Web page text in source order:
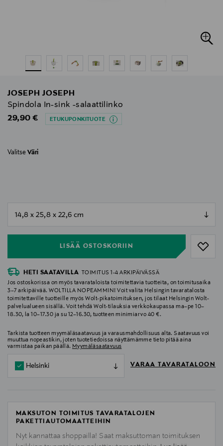
JOSEPH JOSEPH
Spindola In-sink -salaattilinko
Original Price
29,90 € ETUKUPONKITUOTE
Valitse Väri
LISÄÄ OSTOSKORIIN
HETI SAATAVILLA
TOIMITUS 1-4 ARKIPÄIVÄSSÄ
Jos ostoskorissa on myös tavarataloista toimitettavia tuotteita, on toimitusaika
3–7 arkipäivää. WOLTILLA NOPEAMMIN! Voit valita Helsingin tavaratalosta
toimitettaville tuotteille myös Wolt-pikatoimituksen, jos tilaat Helsingin Wolt-
palvelualueen sisällä. Voit tehdä Wolt-tilauksia verkkokaupassa ma–pe 10–
18.30, la 10–17.30 ja su 12–16.30, tuotteen minimiarvo 40 €.
Tarkista tuotteen myymäläsaatavuus ja varausmahdollisuus alta. Saatavuus voi
muuttua nopeastikin, joten tuotetiedoissa näyttämämme tieto pitää aina
varmistaa paikan päällä. Myymäläsaatavuus
Helsinki VARAA TAVARATALOON
MAKSUTON TOIMITUS TAVARATALOJEN
PAKETTIAUTOMAATTEIHIN
Nyt kannattaa shoppailla! Saat maksuttoman toimituksen